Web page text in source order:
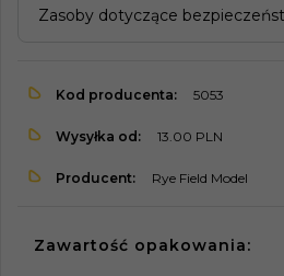
Zasoby dotyczące
Kod producenta: 5053
Wysyłka od: 13.00 PLN
Producent: Rye Field Model
Zawartość opakowania: